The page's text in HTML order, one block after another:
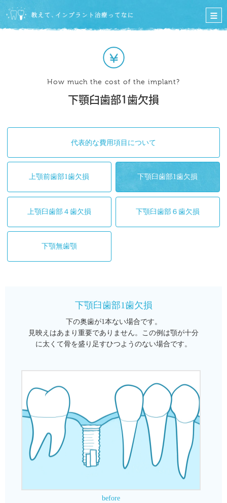
How much the cost of the implant?
下顎臼歯部1歯欠損
代表的な費用項目について
上顎前歯部1歯欠損 下顎臼歯部1歯欠損
上顎臼歯部４歯欠損 下顎臼歯部６歯欠損
下顎無歯顎
下顎臼歯部1歯欠損
下の奥歯が1本ない場合です。
見映えはあまり重要でありません。この例は顎が十分
に太くて骨を盛り足すひつようのない場合です。
before
JSOIとは
インプラントを知る
方
治療中の方へ
インプラントのお手入れ
インプラント用語集
お問い合わせ
Copyright (C) 2014
Japanese Society of Oral Implantology
All Rights Reserved